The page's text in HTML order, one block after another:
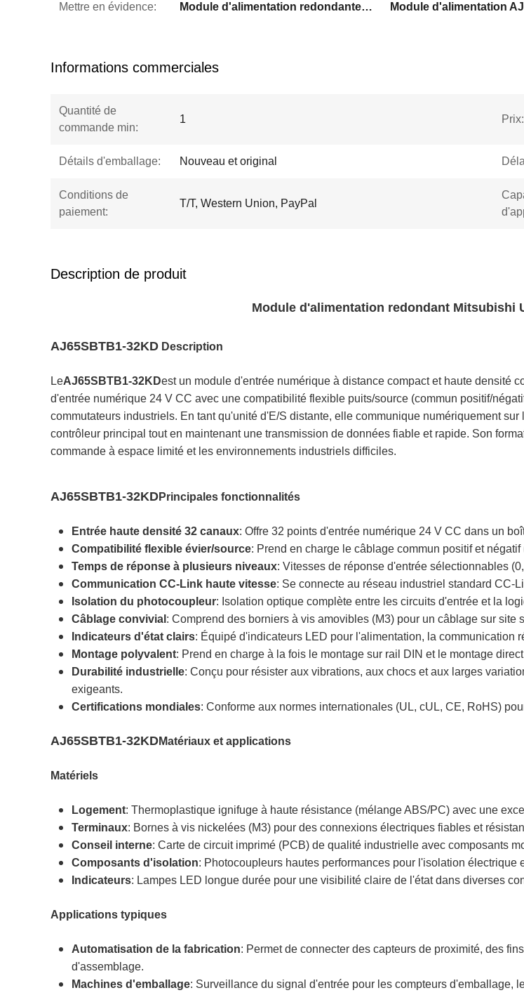
Mettre en évidence: Module d'alimentation redondante Mitsubishi
Informations commerciales
Quantité de
commande min:
1 Prix:
Détails d'emballage: Nouveau et original
Conditions de
paiement:
T/T, Western Union, PayPal
Description de produit
Module d'alimentation redondant Mitsubishi
AJ65SBTB1-32KD Description
LeAJ65SBTB1-32KDest un module d'entrée numérique à distance compact et haute densité
d'entrée numérique 24 V CC avec une compatibilité flexible puits/source (commun positif/
commutateurs industriels. En tant qu'unité d'E/S distante, elle communique numériquement
contrôleur principal tout en maintenant une transmission de données fiable et rapide. Son
commande à espace limité et les environnements industriels difficiles.
AJ65SBTB1-32KDPrincipales fonctionnalités
Entrée haute densité 32 canaux: Offre 32 points d'entrée numérique 24 V CC dans un
Compatibilité flexible évier/source: Prend en charge le câblage commun positif et
Temps de réponse à plusieurs niveaux: Vitesses de réponse d'entrée sélectionnables
Communication CC-Link haute vitesse: Se connecte au réseau industriel standard CC-
Isolation du photocoupleur: Isolation optique complète entre les circuits d'entrée et la
Câblage convivial : Comprend des borniers à vis amovibles (M3) pour un câblage sur
Indicateurs d'état clairs: Équipé d'indicateurs LED pour l'alimentation, la communication
Montage polyvalent: Prend en charge à la fois le montage sur rail DIN et le montage
Durabilité industrielle: Conçu pour résister aux vibrations, aux chocs et aux larges
exigeants.
Certifications mondiales: Conforme aux normes internationales (UL, cUL, CE, RoHS)
AJ65SBTB1-32KDMatériaux et applications
Matériels
Logement: Thermoplastique ignifuge à haute résistance (mélange ABS/PC) avec une
Terminaux: Bornes à vis nickelées (M3) pour des connexions électriques fiables et
Conseil interne: Carte de circuit imprimé (PCB) de qualité industrielle avec composants
Composants d'isolation: Photocoupleurs hautes performances pour l'isolation électrique
Indicateurs: Lampes LED longue durée pour une visibilité claire de l'état dans diverses
Applications typiques
Automatisation de la fabrication: Permet de connecter des capteurs de proximité, des
d'assemblage.
Machines d'emballage: Surveillance du signal d'entrée pour les compteurs d'emballage,